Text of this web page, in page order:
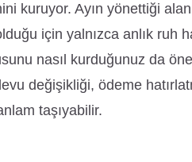
kuruyor. Ayın yönettiği
için yalnızca anlık ruh
nasıl kurduğunuz da
değişikliği, ödeme
taşıyabilir.